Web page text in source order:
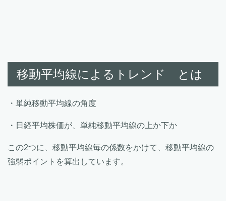
移動平均線によるトレンド とは
・単純移動平均線の角度
・日経平均株価が、単純移動平均線の上か下か
この2つに、移動平均線毎の係数をかけて、移動平均線の
強弱ポイントを算出しています。